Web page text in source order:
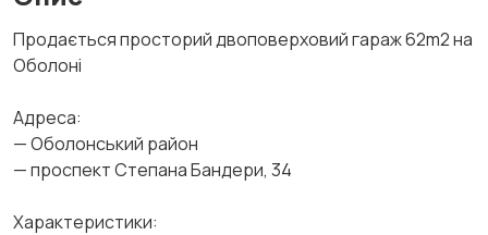
Продається просторий двоповерховий гараж 62m2 на
Оболоні
Адреса:
— Оболонський район
— проспект Степана Бандери, 34
Характеристики: